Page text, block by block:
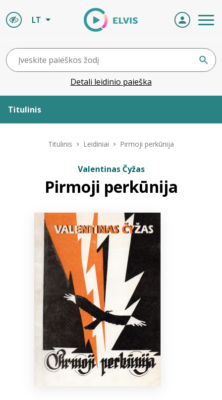
LT
Detali leidinio paieška
Titulinis
ELVIS atvyksta
Naujienos
Bibliotekoms
+370 667 80 541
Titulinis Leidiniai Pirmoji perkūnija
Valentinas Čyžas
Pirmoji perkūnija